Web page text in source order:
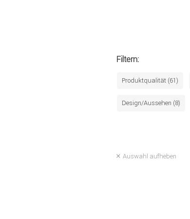
Filtern:
Produktqualität (61)
Design/Aussehen (8)
Auswahl aufheben